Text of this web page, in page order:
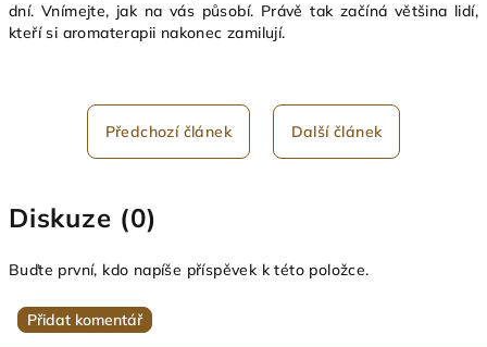
dní.Vnímejte, jak na vás působí. Právě tak začíná většina lidí,
kteří si aromaterapii nakonec zamilují.
Předchozí článek Další článek
Diskuze (0)
Buďte první, kdo napíše příspěvek k této položce.
Přidat komentář